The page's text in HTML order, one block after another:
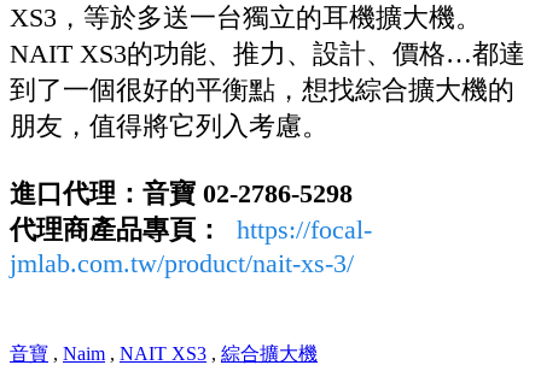
XS3，等於多送一台獨立的耳機擴大機。
NAIT XS3的功能、推力、設計、價格…都達
到了一個很好的平衡點，想找綜合擴大機的
朋友，值得將它列入考慮。
進口代理：音寶 02-2786-5298
代理商產品專頁：
https://focal-
jmlab.com.tw/product/nait-xs-3/
音寶 , Naim , NAIT XS3 , 綜合擴大機